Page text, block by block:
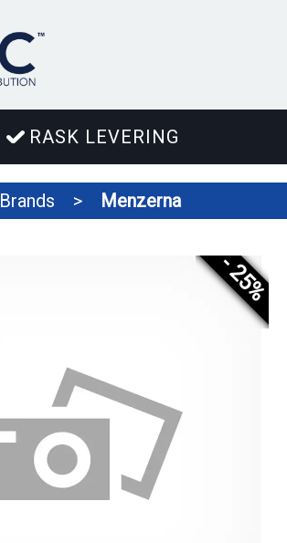
RASK LEVERING
Brands > Menzerna
- 25%